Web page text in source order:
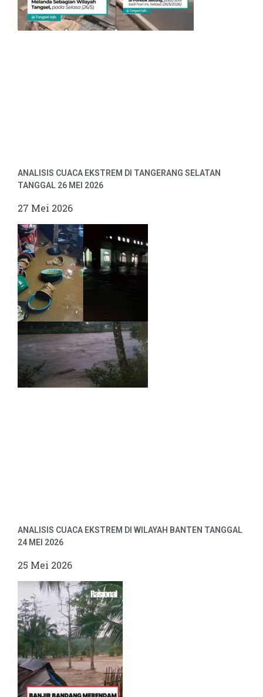
ANALISIS CUACA EKSTREM DI TANGERANG SELATAN
TANGGAL 26 MEI 2026
27 Mei 2026
ANALISIS CUACA EKSTREM DI WILAYAH BANTEN TANGGAL
24 MEI 2026
25 Mei 2026